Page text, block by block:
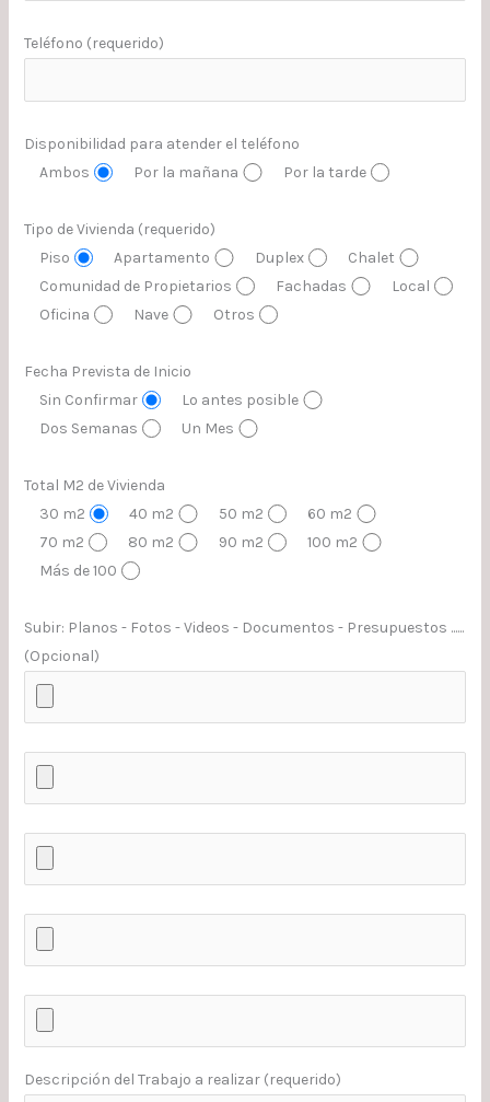
Teléfono (requerido)
Disponibilidad para atender el teléfono
Ambos
Por la mañana Por la tarde
Tipo de Vivienda (requerido)
Piso
Apartamento Duplex
Chalet
Comunidad de Propietarios
Fachadas
Local
Oficina
Nave Otros
Fecha Prevista de Inicio
Sin Confirmar
Lo antes posible
Dos Semanas
Un Mes
Total M2 de Vivienda
30 m2
40 m2 50 m2
60 m2
70 m2
80 m2 90 m2
100 m2
Más de 100
Subir: Planos - Fotos - Videos - Documentos - Presupuestos ......
(Opcional)
Descripción del Trabajo a realizar (requerido)